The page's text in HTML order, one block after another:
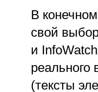
В
свой
и
реального
(тексты